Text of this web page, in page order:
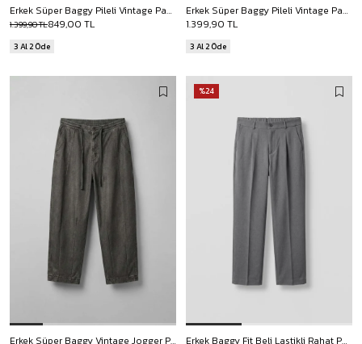
Erkek Süper Baggy Pileli Vintage Pantolon Bej
849,00 TL
1.399,90 TL
3 Al 2 Öde
Erkek Süper Baggy Pileli Vintage Pantolon Kahverengi
1.399,90 TL
3 Al 2 Öde
Erkek Süper Baggy Vintage Jogger Pantolon Füme
%24
Erkek Baggy Fit Beli Lastikli Rahat Pantolon Gri Melanj